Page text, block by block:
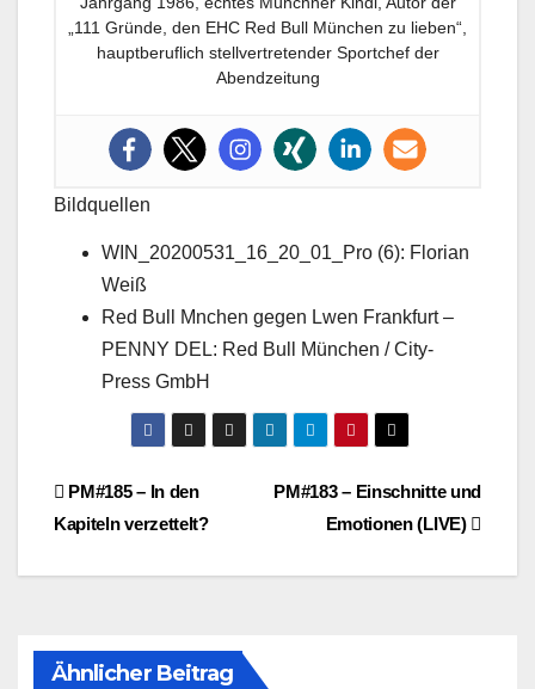
„111 Gründe, den EHC Red Bull München zu lieben“,
hauptberuflich stellvertretender Sportchef der
Abendzeitung
Bildquellen
WIN_20200531_16_20_01_Pro (6): Florian
Weiß
Red Bull Mnchen gegen Lwen Frankfurt –
PENNY DEL: Red Bull München / City-
Press GmbH
Beitragsnavigation
PM#183 – Einschnitte und
Emotionen (LIVE)
PM#185 – In den
Kapiteln verzettelt?
Ähnlicher Beitrag